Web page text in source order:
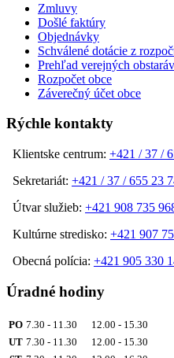
Zmluvy
Došlé faktúry
Objednávky
Schválené dotácie z
Prehľad verejných
Rozpočet obce
Záverečný účet obce
Rýchle kontakty
Klientske centrum: +421 / 37 /
Sekretariát: +421 / 37 / 655 23
Útvar služieb: +421 908 735
Kultúrne stredisko: +421 907
Obecná polícia: +421 905 330
Úradné hodiny
PO 7.30 - 11.30 12.00 - 15.30
UT 7.30 - 11.30 12.00 - 15.30